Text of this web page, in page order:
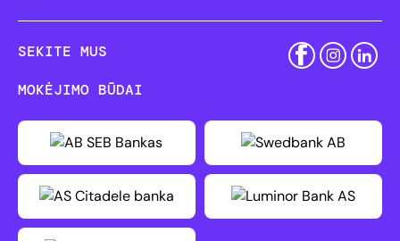
SEKITE MUS
MOKĖJIMO BŪDAI